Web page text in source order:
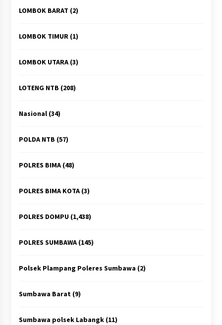
LOMBOK BARAT (2)
LOMBOK TIMUR(1)
LOMBOK UTARA(3)
LOTENG NTB (208)
Nasional(34)
POLDA NTB (57)
POLRES BIMA(48)
POLRES BIMA KOTA(3)
POLRES DOMPU(1,438)
POLRES SUMBAWA(145)
Polsek Plampang Poleres Sumbawa (2)
Sumbawa Barat(9)
Sumbawa polsek Labangk(11)